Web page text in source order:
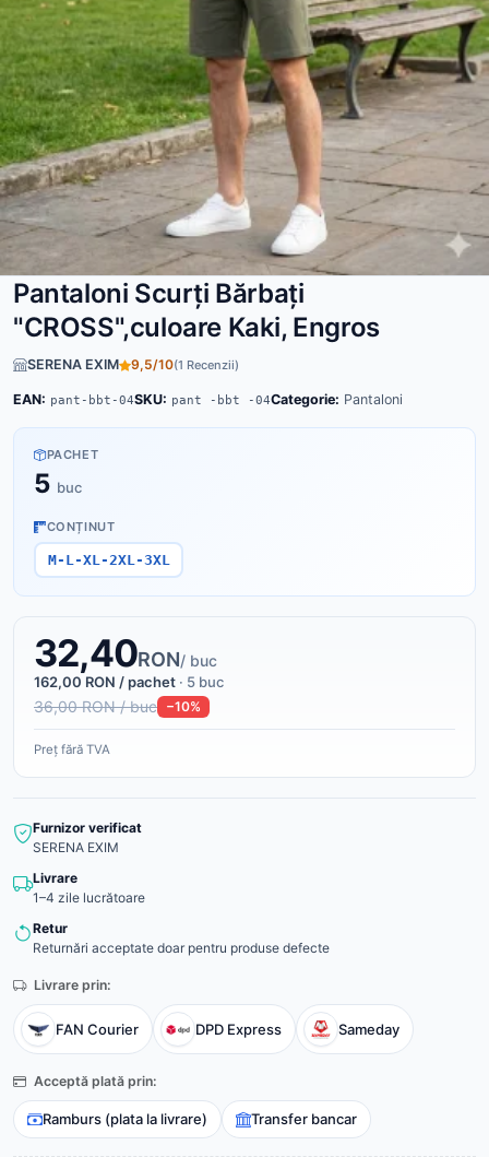
Pantaloni Scurți Bărbați
"CROSS",culoare Kaki, Engros
SERENA EXIM 9,5/10(1 Recenzii)
EAN: pant-bbt-04SKU: pant -bbt -04Categorie: Pantaloni
PACHET
5 buc
CONȚINUT
M-L-XL-2XL-3XL
32,40RON/ buc
162,00 RON / pachet · 5 buc
36,00 RON / buc −10%
Preț fără TVA
Furnizor verificat
SERENA EXIM
Livrare
1–4 zile lucrătoare
Retur
Returnări acceptate doar pentru produse defecte
Livrare prin:
FAN Courier DPD Express Sameday
Acceptă plată prin:
Ramburs (plata la livrare) Transfer bancar